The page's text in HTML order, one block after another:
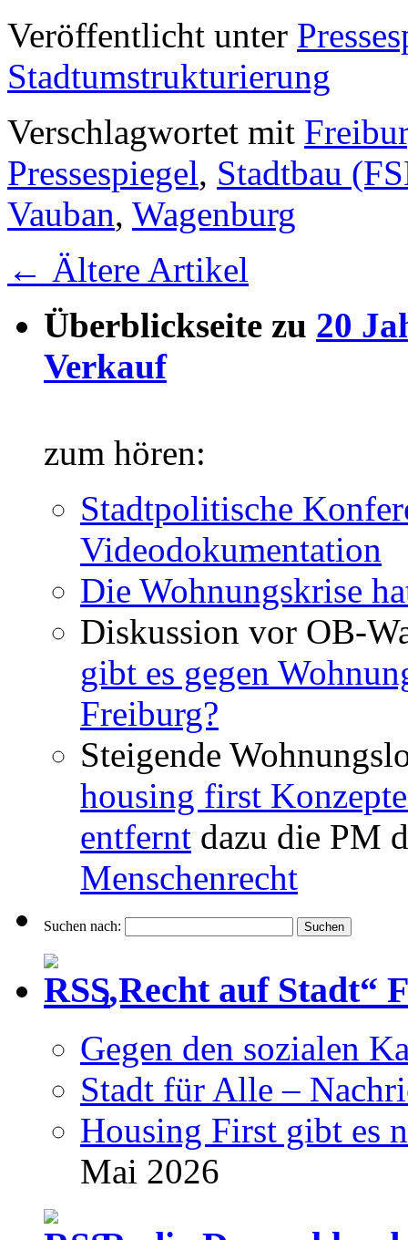
Veröffentlicht unter
Stadtumstrukturierung
Verschlagwortet mit
Pressespiegel, Stadtbau
Vauban, Wagenburg
← Ältere Artikel
Überblickseite zu 20
Verkauf
zum hören:
Stadtpolitische
Videodokumentation
Die Wohnungskrise
Diskussion vor OB-
gibt es gegen
Freiburg?
Steigende
housing first
entfernt dazu die PM
Menschenrecht
Suchen nach:
„Recht auf Stadt“
Gegen den sozialen
Stadt für Alle –
Housing First gibt es
Mai 2026